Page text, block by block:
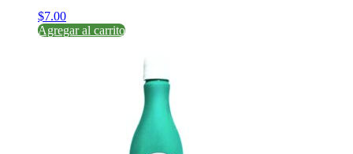
$7.00
Agregar al carrito